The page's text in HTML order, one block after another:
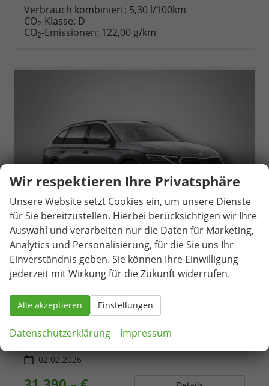
Verbrauch kombiniert: 5,30 l/100km
CO2-Klasse: D
CO2-Emissionen: 122,00 g/km
Skoda Octavia Combi
Selection 1.5 TSI mHEV 7-Gang DSG
Fahrzeugnr. 79371 GetriebeAutomatik
Kraftstoff Benzin Außenfarbe Graphite-Grau Metallic
02.02.2026
Wir respektieren Ihre Privatsphäre
Unsere Website setzt Cookies ein, um unsere Dienste
für Sie bereitzustellen. Hierbei berücksichtigen wir Ihre
Auswahl und verarbeiten nur die Daten für Marketing,
Analytics und Personalisierung, für die Sie uns Ihr
Einverständnis geben. Sie können Ihre Einwilligung
jederzeit mit Wirkung für die Zukunft widerrufen.
Alle akzeptieren Einstellungen
Datenschutzerklärung Impressum